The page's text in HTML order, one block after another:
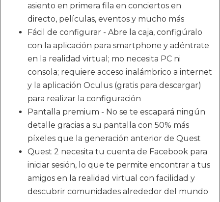
asiento en primera fila en conciertos en
directo, películas, eventos y mucho más
Fácil de configurar - Abre la caja, configúralo
con la aplicación para smartphone y adéntrate
en la realidad virtual; mo necesita PC ni
consola; requiere acceso inalámbrico a internet
y la aplicación Oculus (gratis para descargar)
para realizar la configuración
Pantalla premium - No se te escapará ningún
detalle gracias a su pantalla con 50% más
píxeles que la generación anterior de Quest
Quest 2 necesita tu cuenta de Facebook para
iniciar sesión, lo que te permite encontrar a tus
amigos en la realidad virtual con facilidad y
descubrir comunidades alrededor del mundo